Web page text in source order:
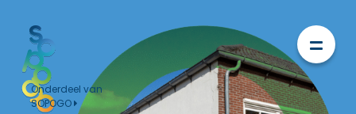
Onderdeel van
SOPOGO